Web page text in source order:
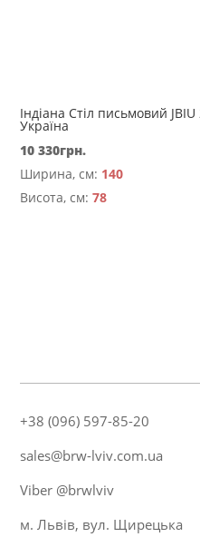
Індіана Стіл письмовий
Україна
10 330грн.
Ширина, см: 140
Висота, см:78
+38 (096) 597-85-20
sales@brw-lviv.com.ua
Viber @brwlviv
м. Львів, вул. Щирецька